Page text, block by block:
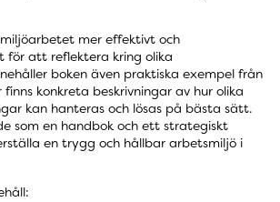
mer effektivt och
för att reflektera kring olika
boken även praktiska exempel från
finns konkreta beskrivningar av hur olika
kan hanteras och lösas på bästa sätt.
som en handbok och ett strategiskt
en trygg och hållbar arbetsmiljö i